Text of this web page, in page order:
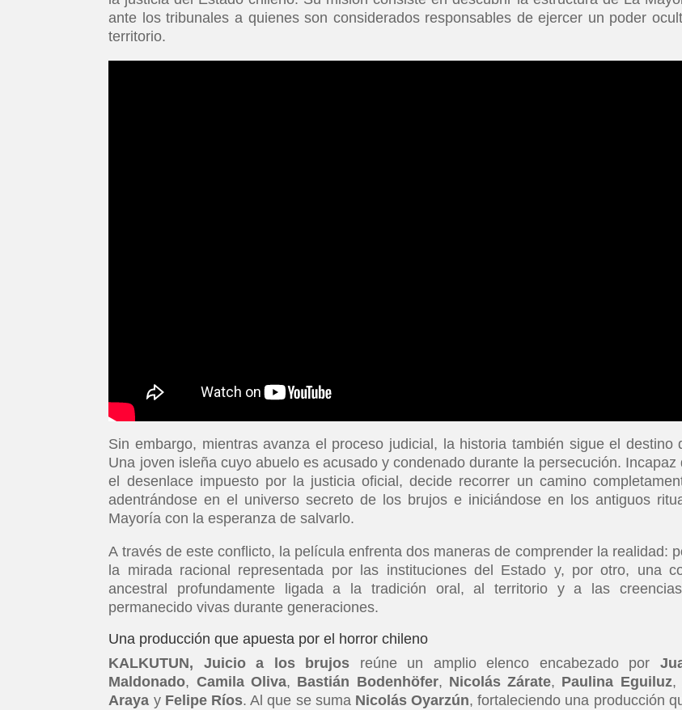
ante los tribunales a quienes son considerados responsables de ejercer un poder
territorio.
Sin embargo, mientras avanza el proceso judicial, la historia también sigue el destino
Una joven isleña cuyo abuelo es acusado y condenado durante la persecución. Incapaz
el desenlace impuesto por la justicia oficial, decide recorrer un camino
adentrándose en el universo secreto de los brujos e iniciándose en los antiguos
Mayoría con la esperanza de salvarlo.
A través de este conflicto, la película enfrenta dos maneras de comprender la realidad:
la mirada racional representada por las instituciones del Estado y, por otro, una
ancestral profundamente ligada a la tradición oral, al territorio y a las
permanecido vivas durante generaciones.
Una producción que apuesta por el horror chileno
KALKUTUN, Juicio a los brujos reúne un amplio elenco encabezado por
Maldonado, Camila Oliva, Bastián Bodenhöfer, Nicolás Zárate, Paulina Eguiluz
Araya y Felipe Ríos. Al que se suma Nicolás Oyarzún, fortaleciendo una producción